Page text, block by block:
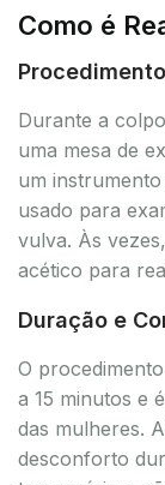
Como é
Procedimento
Durante a
uma mesa de
um
usado para
vulva. Às
acético para
Duração e
O
a 15 minutos e
das mulheres.
desconforto